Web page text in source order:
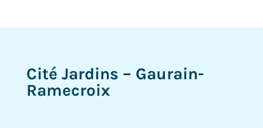
Cité Jardins – Gaurain-
Ramecroix